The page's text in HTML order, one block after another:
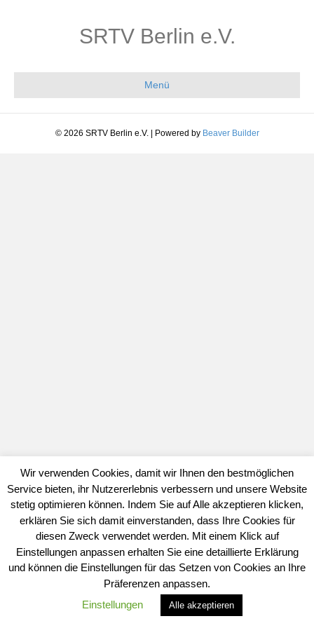
SRTV Berlin e.V.
Menü
© 2026 SRTV Berlin e.V. Powered by Beaver Builder
Wir verwenden Cookies, damit wir Ihnen den bestmöglichen
Service bieten, ihr Nutzererlebnis verbessern und unsere Website
stetig optimieren können. Indem Sie auf Alle akzeptieren klicken,
erklären Sie sich damit einverstanden, dass Ihre Cookies für
diesen Zweck verwendet werden. Mit einem Klick auf
Einstellungen anpassen erhalten Sie eine detaillierte Erklärung
und können die Einstellungen für das Setzen von Cookies an Ihre
Präferenzen anpassen.
Einstellungen
Alle akzeptieren